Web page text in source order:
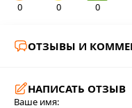
0 0 0
ОТЗЫВЫ И
НАПИСАТЬ ОТЗЫВ
Ваше имя: